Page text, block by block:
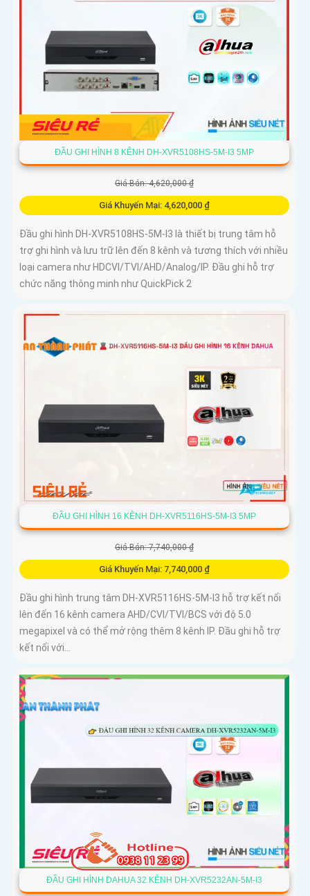
ĐẦU GHI HÌNH 8 KÊNH DH-XVR5108HS-5M-I3 5MP
Giá Bán: 4,620,000 ₫
Giá Khuyến Mại: 4,620,000 ₫
Đầu ghi hình DH-XVR5108HS-5M-I3 là thiết bị trung tâm hỗ
trợ ghi hình và lưu trữ lên đến 8 kênh và tương thích với nhiều
loại camera như HDCVI/TVI/AHD/Analog/IP. Đầu ghi hỗ trợ
chức năng thông minh như QuickPick 2
ĐẦU GHI HÌNH 16 KÊNH DH-XVR5116HS-5M-I3 5MP
Giá Bán: 7,740,000 ₫
Giá Khuyến Mại: 7,740,000 ₫
Đầu ghi hình trung tâm DH-XVR5116HS-5M-I3 hỗ trợ kết nối
lên đến 16 kênh camera AHD/CVI/TVI/BCS với độ 5.0
megapixel và có thể mở rộng thêm 8 kênh IP. Đầu ghi hỗ trợ
kết nối với...
ĐẦU GHI HÌNH DAHUA 32 KÊNH DH-XVR5232AN-5M-I3